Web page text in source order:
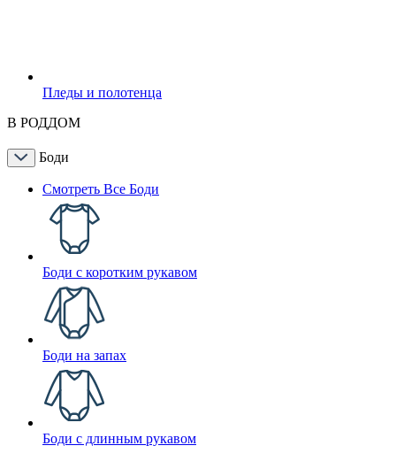
Пледы и полотенца
В РОДДОМ
Боди
Смотреть Все Боди
Боди с коротким рукавом
Боди на запах
Боди с длинным рукавом